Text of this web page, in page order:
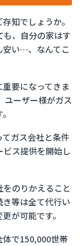
知でしょうか。
、自分の家はす
安い…、なんてこ
要になってきま
ユーザー様がガス
ガス会社と条件
ス提供を開始し
のりかえること
等は全て代行い
が可能です。
体で150,000世帯